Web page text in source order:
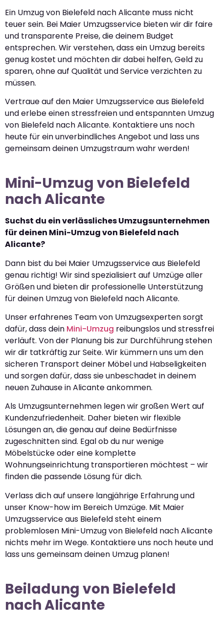
Ein Umzug von Bielefeld nach Alicante muss nicht
teuer sein. Bei Maier Umzugsservice bieten wir dir faire
und transparente Preise, die deinem Budget
entsprechen. Wir verstehen, dass ein Umzug bereits
genug kostet und möchten dir dabei helfen, Geld zu
sparen, ohne auf Qualität und Service verzichten zu
müssen.
Vertraue auf den Maier Umzugsservice aus Bielefeld
und erlebe einen stressfreien und entspannten Umzug
von Bielefeld nach Alicante. Kontaktiere uns noch
heute für ein unverbindliches Angebot und lass uns
gemeinsam deinen Umzugstraum wahr werden!
Mini-Umzug von Bielefeld
nach Alicante
Suchst du ein verlässliches Umzugsunternehmen
für deinen Mini-Umzug von Bielefeld nach
Alicante?
Dann bist du bei Maier Umzugsservice aus Bielefeld
genau richtig! Wir sind spezialisiert auf Umzüge aller
Größen und bieten dir professionelle Unterstützung
für deinen Umzug von Bielefeld nach Alicante.
Unser erfahrenes Team von Umzugsexperten sorgt
dafür, dass dein Mini-Umzug reibungslos und stressfrei
verläuft. Von der Planung bis zur Durchführung stehen
wir dir tatkräftig zur Seite. Wir kümmern uns um den
sicheren Transport deiner Möbel und Habseligkeiten
und sorgen dafür, dass sie unbeschadet in deinem
neuen Zuhause in Alicante ankommen.
Als Umzugsunternehmen legen wir großen Wert auf
Kundenzufriedenheit. Daher bieten wir flexible
Lösungen an, die genau auf deine Bedürfnisse
zugeschnitten sind. Egal ob du nur wenige
Möbelstücke oder eine komplette
Wohnungseinrichtung transportieren möchtest – wir
finden die passende Lösung für dich.
Verlass dich auf unsere langjährige Erfahrung und
unser Know-how im Bereich Umzüge. Mit Maier
Umzugsservice aus Bielefeld steht einem
problemlosen Mini-Umzug von Bielefeld nach Alicante
nichts mehr im Wege. Kontaktiere uns noch heute und
lass uns gemeinsam deinen Umzug planen!
Beiladung von Bielefeld
nach Alicante